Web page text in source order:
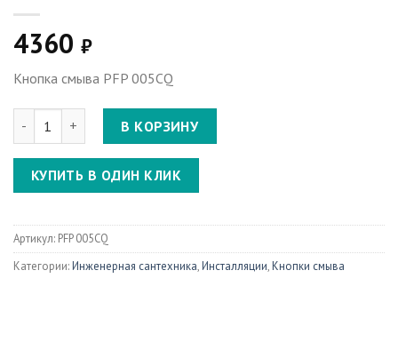
4360 ₽
Кнопка смыва PFP 005CQ
В КОРЗИНУ
КУПИТЬ В ОДИН КЛИК
Артикул: PFP 005CQ
Категории:Инженерная сантехника,Инсталляции,Кнопки смыва